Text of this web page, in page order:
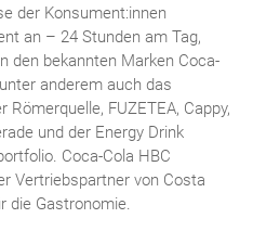
der Konsument:innen
an – 24 Stunden am Tag,
den bekannten Marken Coca-
anderem auch das
FUZETEA, Cappy,
und der Energy Drink
Coca-Cola HBC
Vertriebspartner von Costa
die Gastronomie.